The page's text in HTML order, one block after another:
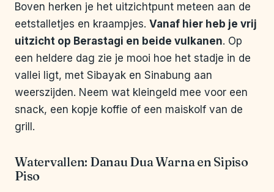
Boven herken je het uitzichtpunt meteen aan de
eetstalletjes en kraampjes. Vanaf hier heb je vrij
uitzicht op Berastagi en beide vulkanen. Op
een heldere dag zie je mooi hoe het stadje in de
vallei ligt, met Sibayak en Sinabung aan
weerszijden. Neem wat kleingeld mee voor een
snack, een kopje koffie of een maiskolf van de
grill.
Watervallen: Danau Dua Warna en Sipiso
Piso